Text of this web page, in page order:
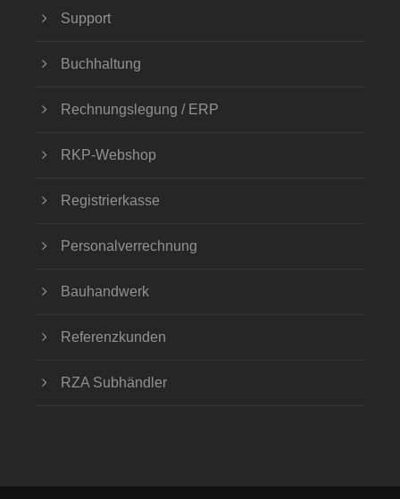
Support
Buchhaltung
Rechnungslegung / ERP
RKP-Webshop
Registrierkasse
Personalverrechnung
Bauhandwerk
Referenzkunden
RZA Subhändler